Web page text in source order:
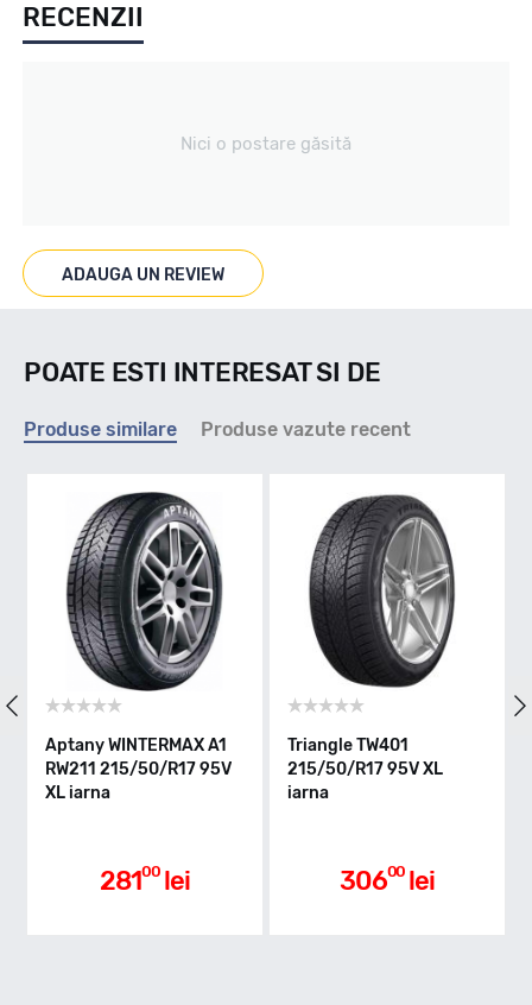
Iarna
Marcaje
Indice viteza
V - max 240km/h
Indice greutate
C
Aderenta pe carosabil ud
RECENZII
Nici o postare găsită
ADAUGA UN REVIEW
POATE ESTI INTERESAT SI DE
Produse similare Produse vazute recent
Aptany WINTERMAX A1
RW211 215/50/R17 95V
XL iarna
28100 lei
Triangle TW401
215/50/R17 95V XL
iarna
30600 lei